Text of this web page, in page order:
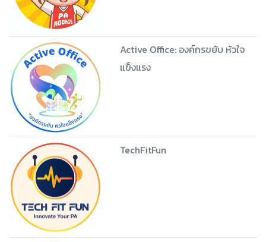
Active Office: องค์กรขยับ หัวใจ
แข็งแรง
TechFitFun